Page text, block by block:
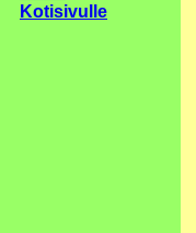
Kotisivulle